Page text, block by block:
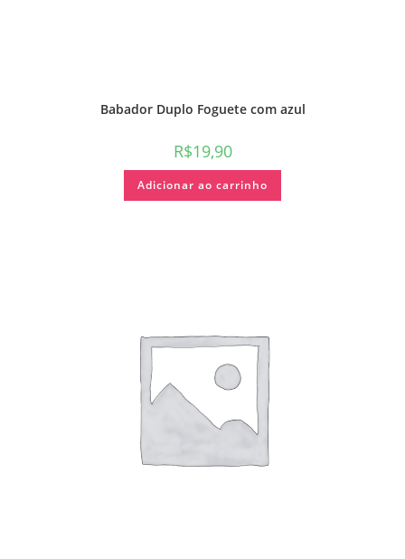
Babador Duplo Foguete com azul
R$19,90
Adicionar ao carrinho